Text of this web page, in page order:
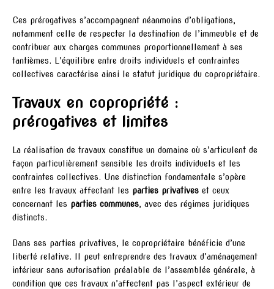
Ces prérogatives s’accompagnent néanmoins d’obligations,
notamment celle de respecter la destination de l’immeuble et de
contribuer aux charges communes proportionnellement à ses
tantièmes. L’équilibre entre droits individuels et contraintes
collectives caractérise ainsi le statut juridique du copropriétaire.
Travaux en copropriété :
prérogatives et limites
La réalisation de travaux constitue un domaine où s’articulent de
façon particulièrement sensible les droits individuels et les
contraintes collectives. Une distinction fondamentale s’opère
entre les travaux affectant les parties privatives et ceux
concernant les parties communes, avec des régimes juridiques
distincts.
Dans ses parties privatives, le copropriétaire bénéficie d’une
liberté relative. Il peut entreprendre des travaux d’aménagement
intérieur sans autorisation préalable de l’assemblée générale, à
condition que ces travaux n’affectent pas l’aspect extérieur de